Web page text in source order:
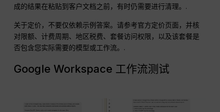
成的结果在粘贴到客户文档之前，有时仍需要进行清理。.
关于定价，不要仅依赖示例答案。请参考官方定价页面，并核
对限额、计费周期、地区税费、套餐访问权限，以及该套餐是
否包含您实际需要的模型或工作流。.
Google Workspace 工作流测试